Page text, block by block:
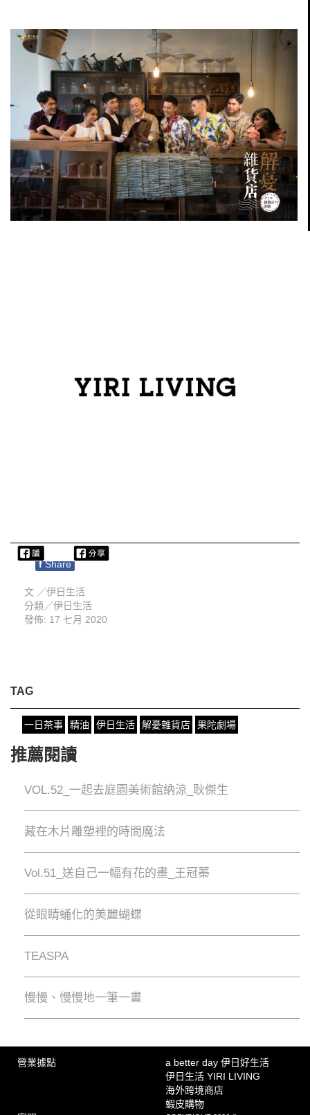
f Share
文 ／伊日生活
分類／伊日生活
發佈: 17 七月 2020
TAG
一日茶事 精油 伊日生活 解憂雜貨店 果陀劇場
推薦閱讀
VOL.52_一起去庭園美術館納涼_耿傑生
藏在木片雕塑裡的時間魔法
Vol.51_送自己一幅有花的畫_王冠蓁
從眼睛蛹化的美麗蝴蝶
TEASPA
慢慢、慢慢地⼀筆⼀畫
營業據點
a better day 伊日好生活
伊日生活 YIRI LIVING
海外跨境商店
蝦皮購物